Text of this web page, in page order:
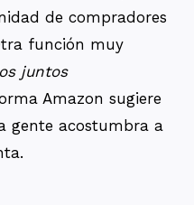
de compradores
función muy
juntos
Amazon sugiere
gente acostumbra a